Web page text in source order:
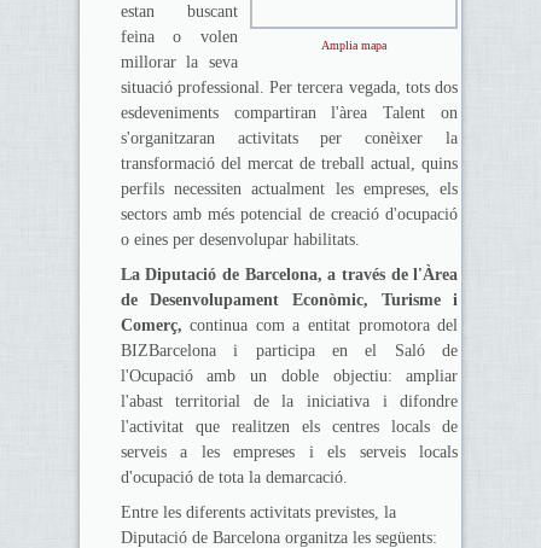
Amplia mapa
estan buscant
feina o volen
millorar la seva
situació professional. Per tercera vegada, tots dos
esdeveniments compartiran l'àrea Talent on
s'organitzaran activitats per conèixer la
transformació del mercat de treball actual, quins
perfils necessiten actualment les empreses, els
sectors amb més potencial de creació d'ocupació
o eines per desenvolupar habilitats.
La Diputació de Barcelona, a través de l'Àrea
de Desenvolupament Econòmic, Turisme i
Comerç, continua com a entitat promotora del
BIZBarcelona i participa en el Saló de
l'Ocupació amb un doble objectiu: ampliar
l'abast territorial de la iniciativa i difondre
l'activitat que realitzen els centres locals de
serveis a les empreses i els serveis locals
d'ocupació de tota la demarcació.
Entre les diferents activitats previstes, la
Diputació de Barcelona organitza les següents: